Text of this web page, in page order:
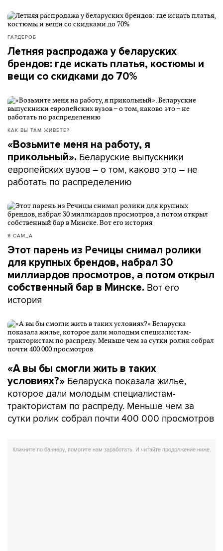
ГАРДЕРОБ
Летняя распродажа у беларуских
брендов: где искать платья, костюмы и
вещи со скидками до 70%
КАК ВЫ ТАМ ЖИВЕТЕ?
«Возьмите меня на работу, я
прикольный». Беларуские выпускники
европейских вузов – о том, каково это – не
работать по распределению
Я САМ_А
Этот парень из Речицы снимал ролики
для крупных брендов, набрал 30
миллиардов просмотров, а потом открыл
собственный бар в Минске. Вот его
история
«А вы бы смогли жить в таких
условиях?» Беларуска показала жилье,
которое дали молодым специалистам-
трактористам по распреду. Меньше чем за
сутки ролик собрал почти 400 000 просмотров